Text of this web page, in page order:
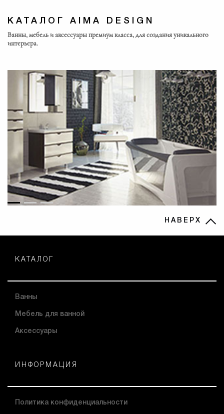
КАТАЛОГ AIMA DESIGN
Ванны, мебель и аксессуары премиум класса, для создания уникального
интерьера.
НАВЕРХ
КАТАЛОГ
Ванны
Мебель для ванной
Аксессуары
ИНФОРМАЦИЯ
Политика конфиденциальности